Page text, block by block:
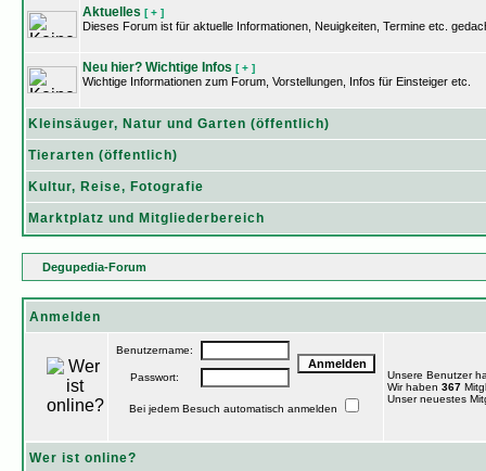
Aktuelles [ + ]
Dieses Forum ist für aktuelle Informationen, Neuigkeiten, Termine etc.
Neu hier? Wichtige Infos [ + ]
Wichtige Informationen zum Forum, Vorstellungen, Infos für Einsteiger etc.
Kleinsäuger, Natur und Garten (öffentlich)
Tierarten (öffentlich)
Kultur, Reise, Fotografie
Marktplatz und Mitgliederbereich
Degupedia-Forum
Anmelden
Benutzername:
Passwort:
Bei jedem Besuch automatisch anmelden
Unsere Benutzer
Wir haben 367
Unser neuestes
Wer ist online?